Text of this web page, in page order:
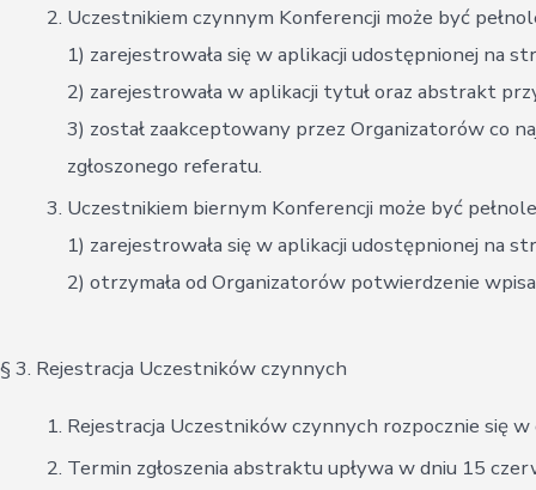
Uczestnikiem czynnym Konferencji może być
1) zarejestrowała się w aplikacji udostępnionej na
2) zarejestrowała w aplikacji tytuł oraz abstrakt
3) został zaakceptowany przez Organizatorów co
zgłoszonego referatu.
Uczestnikiem biernym Konferencji może być
1) zarejestrowała się w aplikacji udostępnionej na
2) otrzymała od Organizatorów potwierdzenie
§ 3. Rejestracja Uczestników czynnych
Rejestracja Uczestników czynnych rozpocznie się w
Termin zgłoszenia abstraktu upływa w dniu 15